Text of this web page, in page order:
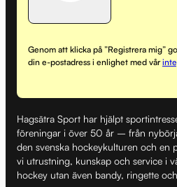
Genom att klicka på ”Registrera mig”
din e-postadress i enlighet med vår
Hagsätra Sport har hjälpt
föreningar i över 50 år – från
den svenska hockeykulturen och en
vi utrustning, kunskap och service i
hockey utan även bandy, ringette